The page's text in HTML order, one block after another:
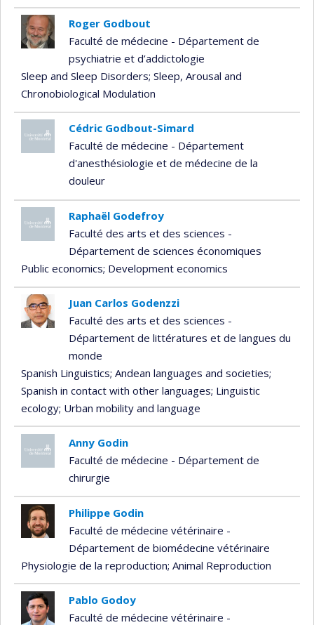
Roger Godbout
Faculté de médecine - Département de
psychiatrie et d’addictologie
Sleep and Sleep Disorders; Sleep, Arousal and
Chronobiological Modulation
Cédric Godbout-Simard
Faculté de médecine - Département
d'anesthésiologie et de médecine de la
douleur
Raphaël Godefroy
Faculté des arts et des sciences -
Département de sciences économiques
Public economics; Development economics
Juan Carlos Godenzzi
Faculté des arts et des sciences -
Département de littératures et de langues du
monde
Spanish Linguistics; Andean languages and societies;
Spanish in contact with other languages; Linguistic
ecology; Urban mobility and language
Anny Godin
Faculté de médecine - Département de
chirurgie
Philippe Godin
Faculté de médecine vétérinaire -
Département de biomédecine vétérinaire
Physiologie de la reproduction; Animal Reproduction
Pablo Godoy
Faculté de médecine vétérinaire -